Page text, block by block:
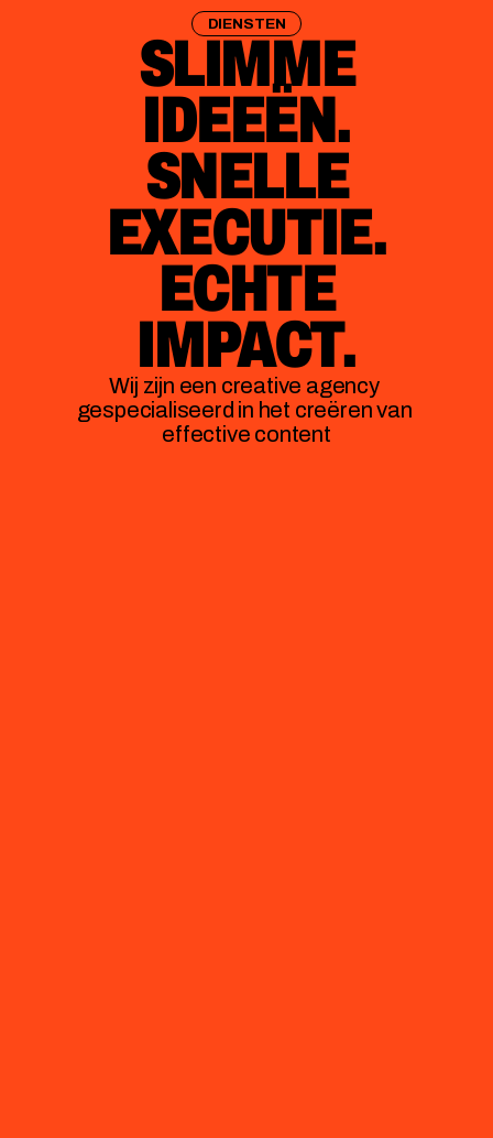
DIENSTEN
SLIMME
IDEEËN.
SNELLE
EXECUTIE.
ECHTE
IMPACT.
Wij zijn een creative agency
gespecialiseerd in het creëren van
effective content